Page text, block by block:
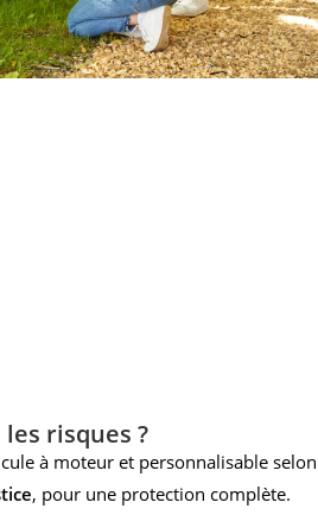
risques ?
à moteur et personnalisable
, pour une protection complète.